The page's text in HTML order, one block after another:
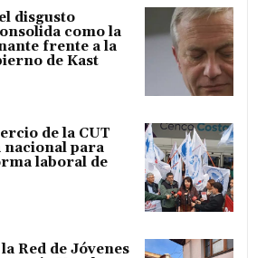
disgusto
como la
frente a la
de Kast
de la CUT
nacional para
laboral de
Red de Jóvenes